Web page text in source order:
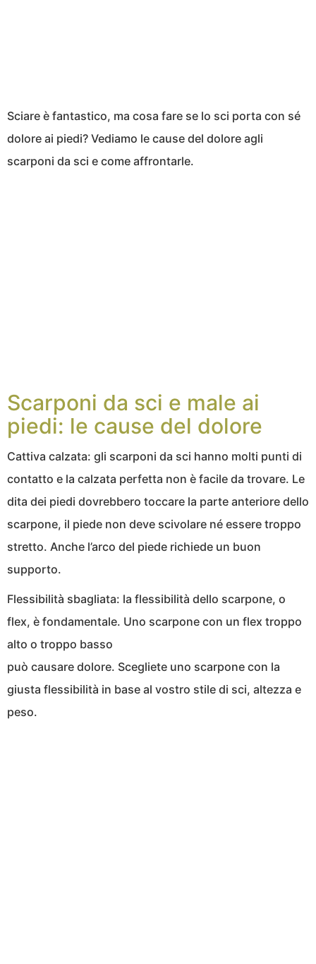
Sciare è fantastico, ma cosa fare se lo sci porta con sé
dolore ai piedi? Vediamo le cause del dolore agli
scarponi da sci e come affrontarle.
Scarponi da sci e male ai
piedi: le cause del dolore
Cattiva calzata: gli scarponi da sci hanno molti punti di
contatto e la calzata perfetta non è facile da trovare. Le
dita dei piedi dovrebbero toccare la parte anteriore dello
scarpone, il piede non deve scivolare né essere troppo
stretto. Anche l’arco del piede richiede un buon
supporto.
Flessibilità sbagliata: la flessibilità dello scarpone, o
flex, è fondamentale. Uno scarpone con un flex troppo
alto o troppo basso
può causare dolore. Scegliete uno scarpone con la
giusta flessibilità in base al vostro stile di sci, altezza e
peso.